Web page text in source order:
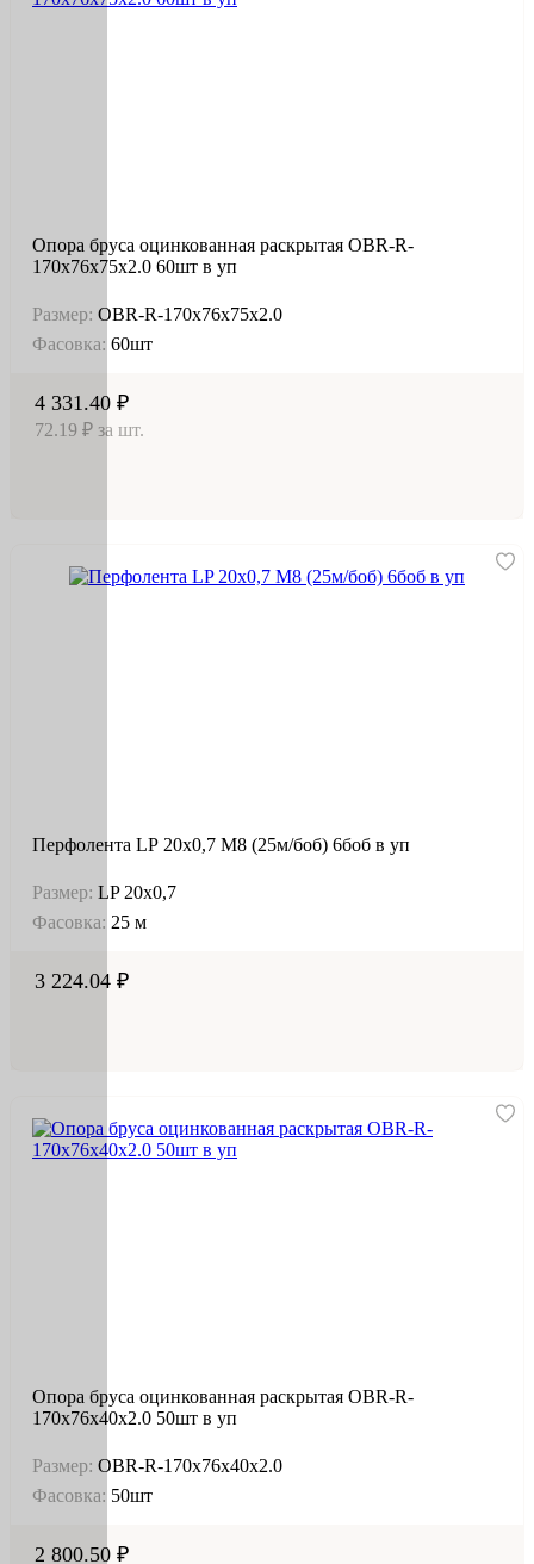
Опора бруса оцинкованная раскрытая OBR-R-
170х76х75х2.0 60шт в уп
Размер: OBR-R-170х76х75х2.0
Фасовка: 60шт
4 331.40 ₽
72.19 ₽ за шт.
Перфолента LP 20х0,7 М8 (25м/боб) 6боб в уп
Размер: LP 20х0,7
Фасовка: 25 м
3 224.04 ₽
Опора бруса оцинкованная раскрытая OBR-R-
170х76х40х2.0 50шт в уп
Размер: OBR-R-170х76х40х2.0
Фасовка: 50шт
2 800.50 ₽